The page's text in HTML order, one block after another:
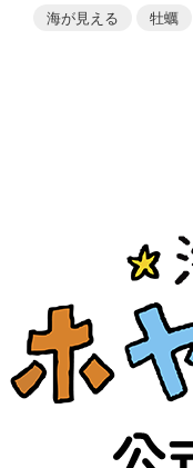
海が見える 牡蠣